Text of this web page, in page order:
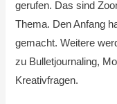
gerufen. Das sind
Thema. Den Anfang
gemacht. Weitere
zu Bulletjournaling,
Kreativfragen.